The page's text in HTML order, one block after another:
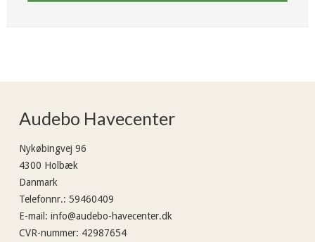
Audebo Havecenter
Nykøbingvej 96
4300 Holbæk
Danmark
Telefonnr.: 59460409
E-mail : info@audebo-havecenter.dk
CVR-nummer: 42987654